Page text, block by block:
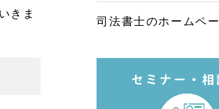
きま
司法書士のホームペ